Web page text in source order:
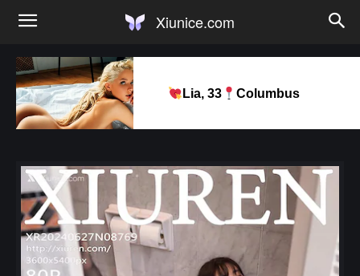
Xiunice.com
Lia, 33 Columbus